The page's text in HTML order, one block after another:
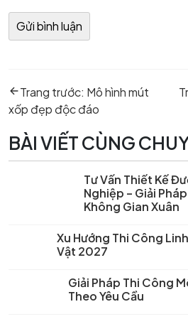
hướng
bài
viết
Trang trước: Previous
post:
Mô hình mút
xốp đẹp độc đáo
BÀI VIẾT CÙNG
Tư Vấn Thiết Kế
Nghiệp – Giải
Không Gian Xuân
Xu Hướng Thi Công Linh
Vật 2027
Giải Pháp Thi Công
Theo Yêu Cầu